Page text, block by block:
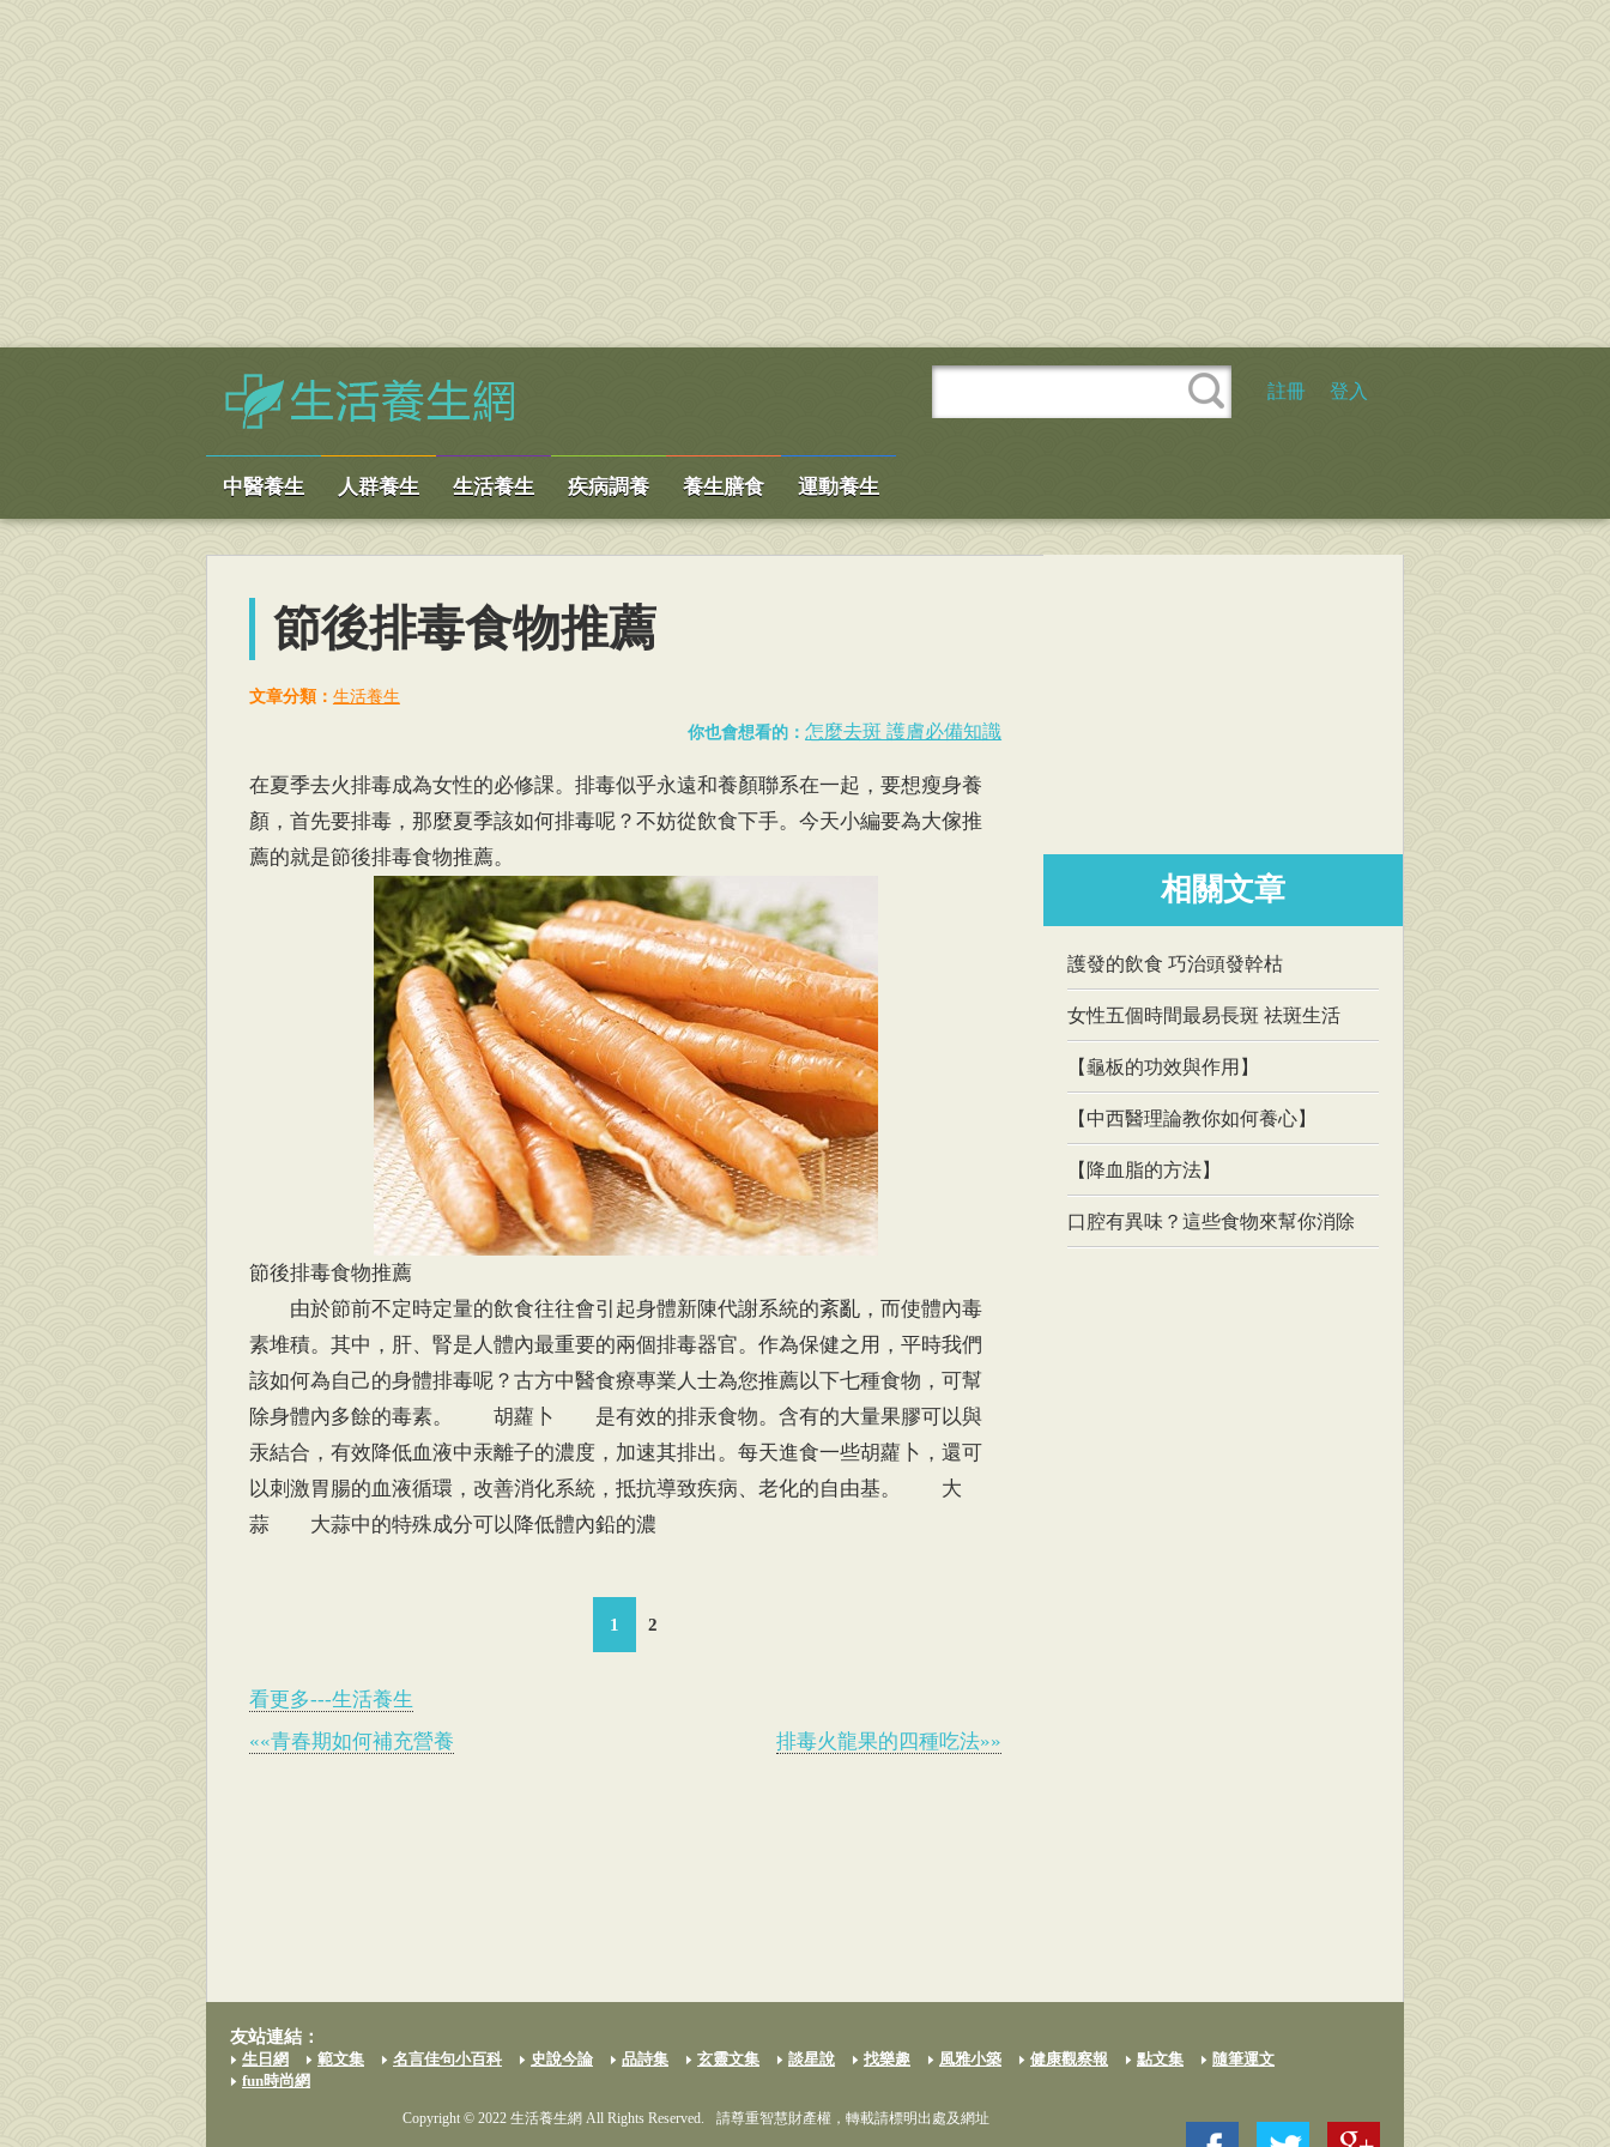
註冊 登入
中醫養生 人群養生 生活養生 疾病調養 養生膳食 運動養生
節後排毒食物推薦
文章分類： 生活養生
你也會想看的：怎麼去斑 護膚必備知識
在夏季去火排毒成為女性的必修課。排毒似乎永遠和養顏聯系在一起，要想瘦身養
顏，首先要排毒，那麼夏季該如何排毒呢？不妨從飲食下手。今天小編要為大傢推
薦的就是節後排毒食物推薦。
節後排毒食物推薦
由於節前不定時定量的飲食往往會引起身體新陳代謝系統的紊亂，而使體內毒
素堆積。其中，肝、腎是人體內最重要的兩個排毒器官。作為保健之用，平時我們
該如何為自己的身體排毒呢？古方中醫食療專業人士為您推薦以下七種食物，可幫
除身體內多餘的毒素。 胡蘿卜 是有效的排汞食物。含有的大量果膠可以與
汞結合，有效降低血液中汞離子的濃度，加速其排出。每天進食一些胡蘿卜，還可
以刺激胃腸的血液循環，改善消化系統，抵抗導致疾病、老化的自由基。 大
蒜 大蒜中的特殊成分可以降低體內鉛的濃
1 2
看更多---生活養生
««青春期如何補充營養
排毒火龍果的四種吃法»»
相關文章
護發的飲食 巧治頭發幹枯
女性五個時間最易長斑 祛斑生活
【龜板的功效與作用】
【中西醫理論教你如何養心】
【降血脂的方法】
口腔有異味？這些食物來幫你消除
友站連結：
生日網 範文集 名言佳句小百科 史說今論 品詩集 玄靈文集 談星說 找樂趣 風雅小築 健康觀察報 點文集
隨筆運文
fun時尚網
Copyright © 2022 生活養生網 All Rights Reserved. 請尊重智慧財產權，轉載請標明出處及網址